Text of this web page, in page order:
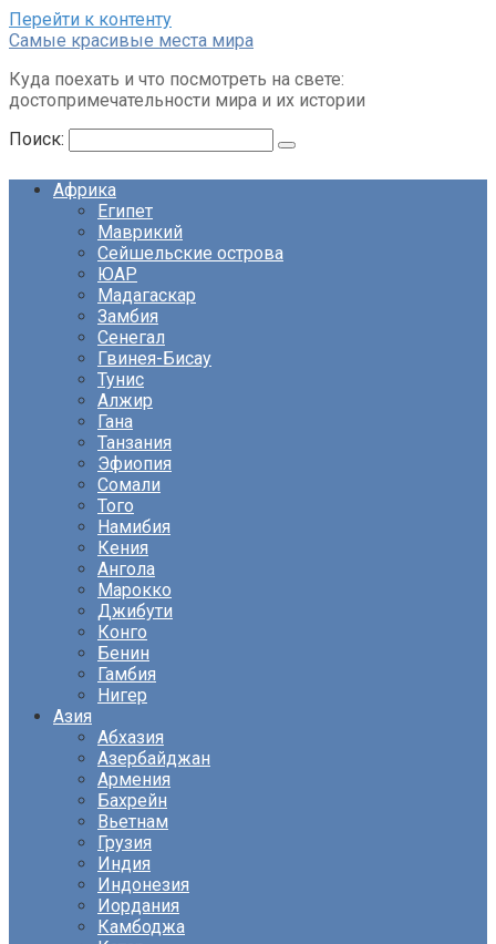
Перейти к контенту
Cамые красивые места мира
Куда поехать и что посмотреть на свете:
достопримечательности мира и их истории
Поиск:
Африка
Египет
Маврикий
Сейшельские острова
ЮАР
Мадагаскар
Замбия
Сенегал
Гвинея-Бисау
Тунис
Алжир
Гана
Танзания
Эфиопия
Сомали
Того
Намибия
Кения
Ангола
Марокко
Джибути
Конго
Бенин
Гамбия
Нигер
Азия
Абхазия
Азербайджан
Армения
Бахрейн
Вьетнам
Грузия
Индия
Индонезия
Иордания
Камбоджа